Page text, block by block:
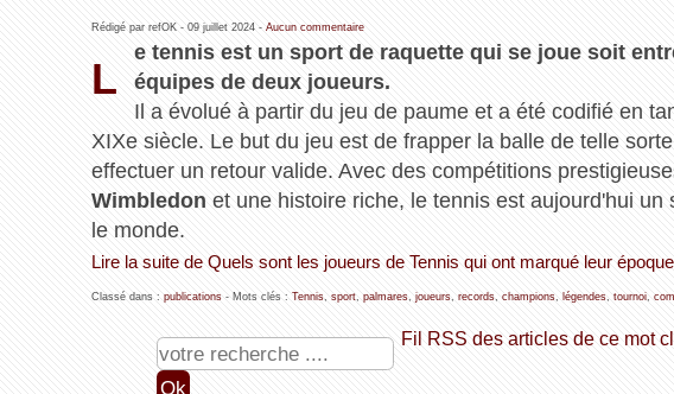
Rédigé par refOK - 09 juillet 2024- Aucun commentaire
L
e tennis est un sport de raquette qui se joue soit
équipes de deux joueurs.
Il a évolué à partir du jeu de paume et a été codifié en
XIXe siècle. Le but du jeu est de frapper la balle de telle
effectuer un retour valide. Avec des compétitions
Wimbledon et une histoire riche, le tennis est aujourd'hui
le monde.
Lire la suite de Quels sont les joueurs de Tennis qui ont marqué leur
Classé dans : publications- Mots clés : Tennis, sport, palmares, joueurs, records, champions, légendes, tournoi,
Fil RSS des articles de ce mot